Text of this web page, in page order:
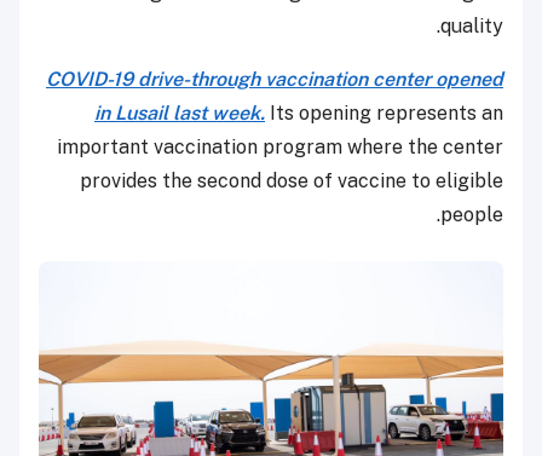
quality.
COVID-19 drive-through vaccination center opened
in Lusail last week. Its opening represents an
important vaccination program where the center
provides the second dose of vaccine to eligible
people.